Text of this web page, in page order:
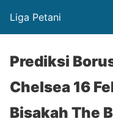
Liga Petani
Prediksi
Chelsea 16
Bisakah The